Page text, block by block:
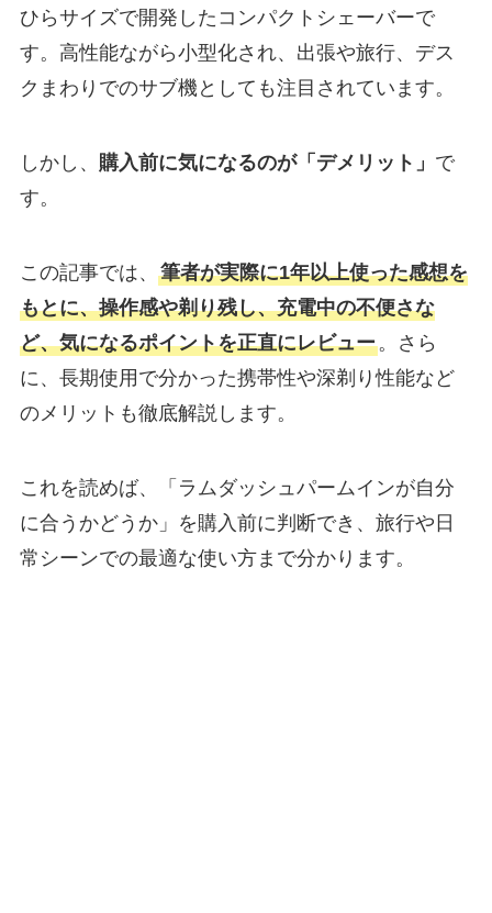
ひらサイズで開発したコンパクトシェーバーで
す。高性能ながら小型化され、出張や旅行、デス
クまわりでのサブ機としても注目されています。
しかし、 購入前に気になるのが「デメリット」 で
す。
この記事では、 筆者が実際に1年以上使った感想を
もとに、操作感や剃り残し、充電中の不便さな
ど、気になるポイントを正直にレビュー。さら
に、長期使用で分かった携帯性や深剃り性能など
のメリットも徹底解説します。
これを読めば、「ラムダッシュパームインが自分
に合うかどうか」を購入前に判断でき、旅行や日
常シーンでの最適な使い方まで分かります。